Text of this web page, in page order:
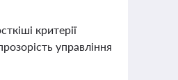
критерії
управління